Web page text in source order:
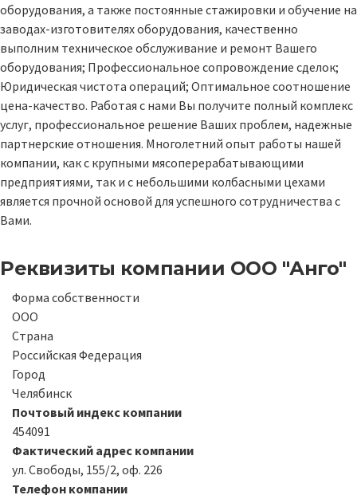
оборудования, а также постоянные стажировки и обучение на
заводах-изготовителях оборудования, качественно
выполним техническое обслуживание и ремонт Вашего
оборудования; Профессиональное сопровождение сделок;
Юридическая чистота операций; Оптимальное соотношение
цена-качество. Работая с нами Вы получите полный комплекс
услуг, профессиональное решение Ваших проблем, надежные
партнерские отношения. Многолетний опыт работы нашей
компании, как с крупными мясоперерабатывающими
предприятиями, так и с небольшими колбасными цехами
является прочной основой для успешного сотрудничества с
Вами.
Реквизиты компании ООО "Анго"
Форма собственности
ООО
Страна
Российская Федерация
Город
Челябинск
Почтовый индекс компании
454091
Фактический адрес компании
ул. Свободы, 155/2, оф. 226
Телефон компании